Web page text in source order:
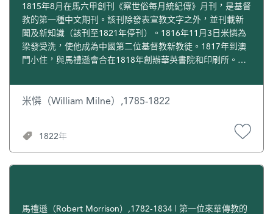
1815年8月在馬六甲創刊《察世俗每月統紀傳》月刊，是基督
教的第一種中文期刊。該刊除發表宣教文字之外，並刊載新
聞及新知識（該刊至1821年停刊）。1816年11月3日米憐為
梁發受洗，使他成為中國第二位基督教新教徒。1817年到澳
門小住，與馬禮遜會合在1818年創辦華英書院和印刷所。
回憶》在馬六甲英華書院印行。1822年因患肺病逝世，年僅
37歲。
米憐（William Milne）,1785-1822
1822年
馬禮遜（Robert Morrison）,1782-1834 | 第一位來華傳教的